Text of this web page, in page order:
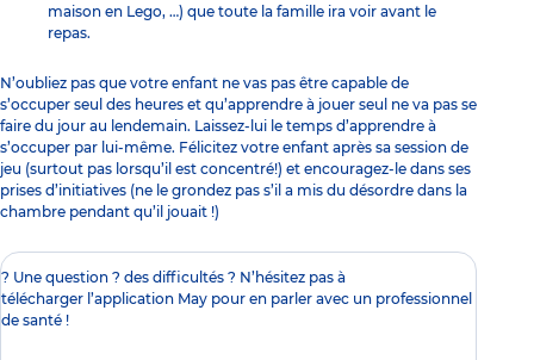
maison en Lego, …) que toute la famille ira voir avant le
repas.
N’oubliez pas que votre enfant ne vas pas être capable de
s’occuper seul des heures et qu’apprendre à jouer seul ne va pas se
faire du jour au lendemain. Laissez-lui le temps d’apprendre à
s’occuper par lui-même. Félicitez votre enfant après sa session de
jeu (surtout pas lorsqu’il est concentré!) et encouragez-le dans ses
prises d’initiatives (ne le grondez pas s’il a mis du désordre dans la
chambre pendant qu’il jouait !)
? Une question ? des difficultés ? N’hésitez pas à
télécharger l’application May pour en parler avec un professionnel
de santé !